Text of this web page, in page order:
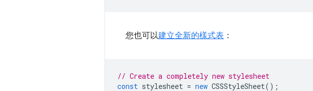
您也可以建立全新的樣式表 ：
// Create a completely new stylesheet
const stylesheet = new CSSStyleSheet();